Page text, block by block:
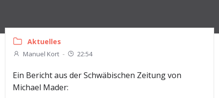
Aktuelles
Manuel Kort - 22:54
Ein Bericht aus der Schwäbischen Zeitung von
Michael Mader: